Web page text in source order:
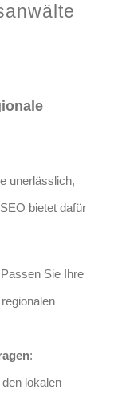
unerlässlich,
bietet dafür
Sie Ihre
:
lokalen